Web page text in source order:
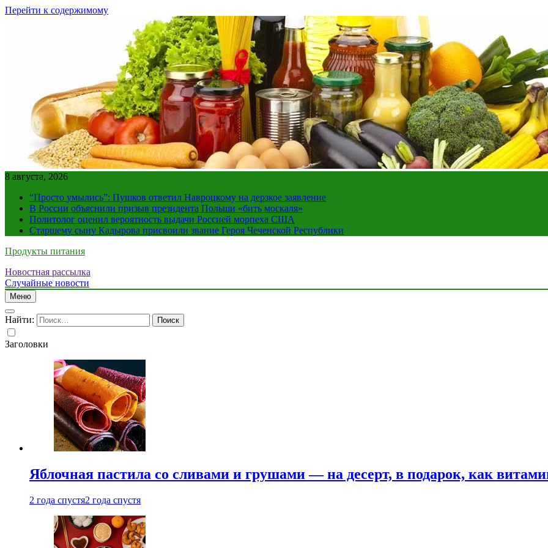
Перейти к содержимому
8 августа, 2026
“Просто умылись”: Пушков ответил Навроцкому на дерзкое заявление
В России объяснили призыв президента Польши «бить москаля»
Политолог оценил вероятность выдачи Россией морпеха США
Старшему сыну Кадырова присвоили звание Героя Чеченской Республики
Продукты питания
Новостная рассылка
Случайные новости
Меню
Найти:
Заголовки
Яблочная пастила со сливами и грушами — на десерт, в подарок, как
2 года спустя2 года спустя